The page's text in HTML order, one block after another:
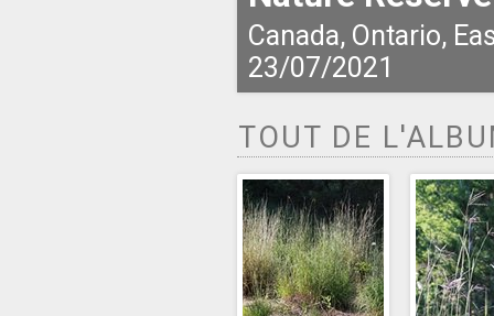
Canada, Ontario,
23/07/2021
TOUT DE